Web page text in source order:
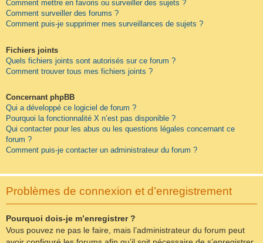
Comment mettre en favoris ou surveiller des sujets ?
Comment surveiller des forums ?
Comment puis-je supprimer mes surveillances de sujets ?
Fichiers joints
Quels fichiers joints sont autorisés sur ce forum ?
Comment trouver tous mes fichiers joints ?
Concernant phpBB
Qui a développé ce logiciel de forum ?
Pourquoi la fonctionnalité X n’est pas disponible ?
Qui contacter pour les abus ou les questions légales concernant ce
forum ?
Comment puis-je contacter un administrateur du forum ?
Problèmes de connexion et d’enregistrement
Pourquoi dois-je m’enregistrer ?
Vous pouvez ne pas le faire, mais l’administrateur du forum peut